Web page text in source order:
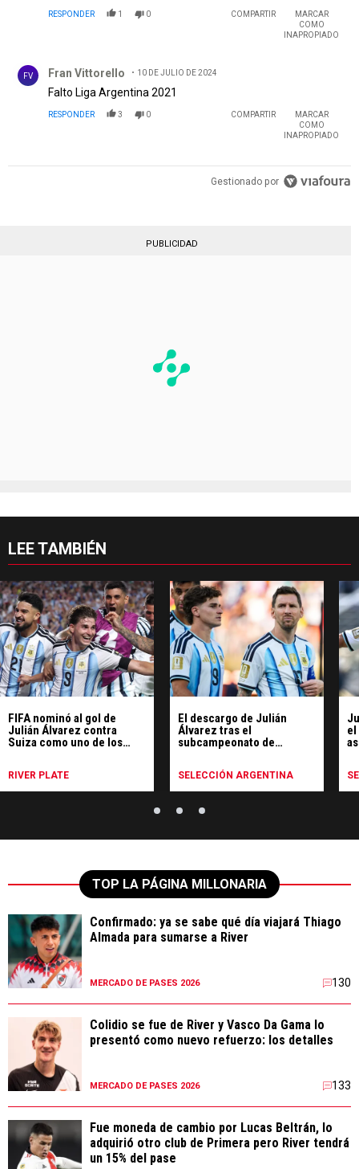
RESPONDER 1 0 COMPARTIR
MARCAR
COMO
INAPROPIADO
FV Fran Vittorello 10 DE JULIO DE 2024
Falto Liga Argentina 2021
RESPONDER 3 0 COMPARTIR
MARCAR
COMO
INAPROPIADO
Gestionado por
PUBLICIDAD
LEE TAMBIÉN
FIFA nominó al gol de
Julián Álvarez contra
Suiza como uno de los
RIVER PLATE
El descargo de Julián
Álvarez tras el
subcampeonato de
SELECCIÓN ARGENTINA
el
TOP LA PÁGINA MILLONARIA
Confirmado: ya se sabe qué día viajará Thiago
Almada para sumarse a River
MERCADO DE PASES 2026 130
Colidio se fue de River y Vasco Da Gama lo
presentó como nuevo refuerzo: los detalles
MERCADO DE PASES 2026 133
Fue moneda de cambio por Lucas Beltrán, lo
adquirió otro club de Primera pero River tendrá
un 15% del pase